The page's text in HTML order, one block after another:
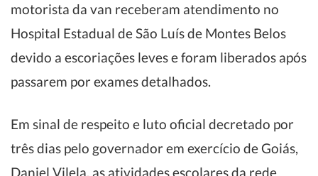
motorista da van receberam atendimento no
Hospital Estadual de São Luís de Montes Belos
devido a escoriações leves e foram liberados após
passarem por exames detalhados.
Em sinal de respeito e luto oficial decretado por
três dias pelo governador em exercício de Goiás,
Daniel Vilela, as atividades escolares da rede